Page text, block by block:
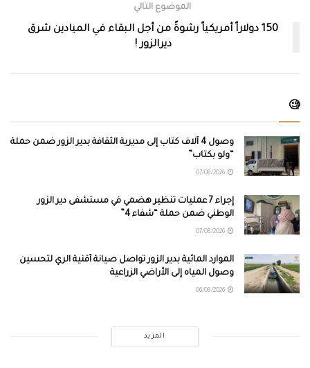
الموضوع التالي
150 دولاراً أمريكياً رشوةً من أجل البقاء في الميادين شرق
ديرالزور !
🧐
وصول 4 آلاف كتاب إلى مديرية الثقافة بدير الزور ضمن حملة
“ولو بكتاب”
إجراء 7 عمليات تنظير هضمي في مستشفى دير الزور
الوطني ضمن حملة “شفاء 4”
الموارد المائية بدير الزور تواصل صيانة أقنية الري لتحسين
وصول المياه إلى الأراضي الزراعية
المزيد